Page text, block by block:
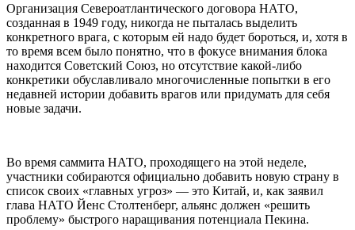
Организация Североатлантического договора НАТО,
созданная в 1949 году, никогда не пыталась выделить
конкретного врага, с которым ей надо будет бороться, и, хотя в
то время всем было понятно, что в фокусе внимания блока
находится Советский Союз, но отсутствие какой-либо
конкретики обуславливало многочисленные попытки в его
недавней истории добавить врагов или придумать для себя
новые задачи.
Во время саммита НАТО, проходящего на этой неделе,
участники собираются официально добавить новую страну в
список своих «главных угроз» — это Китай, и, как заявил
глава НАТО Йенс Столтенберг, альянс должен «решить
проблему» быстрого наращивания потенциала Пекина.